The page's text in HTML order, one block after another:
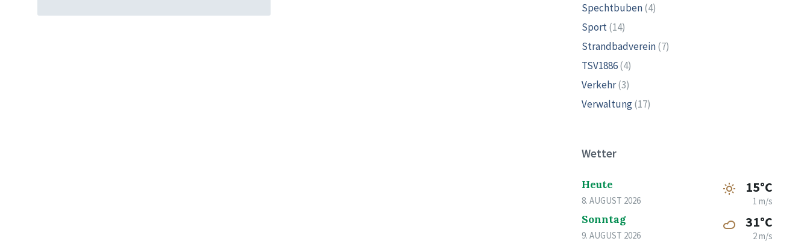
Spechtbuben(4)
Sport(14)
Strandbadverein(7)
TSV1886(4)
Verkehr(3)
Verwaltung(17)
Wetter
Heute
8. AUGUST 2026
15°C
1 m/s
Sonntag
9. AUGUST 2026
31°C
2 m/s